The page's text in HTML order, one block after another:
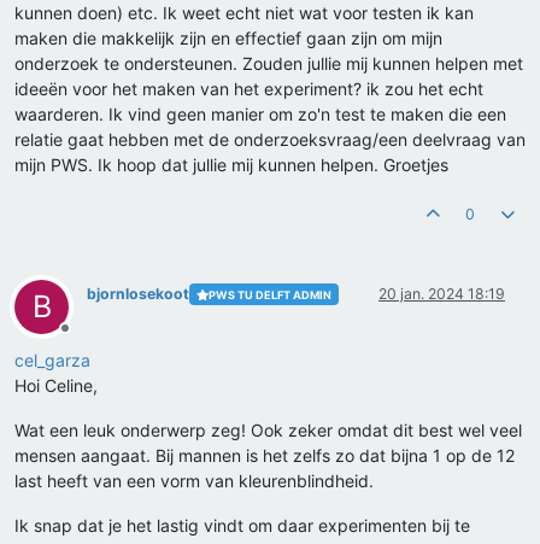
kunnen doen) etc. Ik weet echt niet wat voor testen ik kan
maken die makkelijk zijn en effectief gaan zijn om mijn
onderzoek te ondersteunen. Zouden jullie mij kunnen helpen met
ideeën voor het maken van het experiment? ik zou het echt
waarderen. Ik vind geen manier om zo'n test te maken die een
relatie gaat hebben met de onderzoeksvraag/een deelvraag van
mijn PWS. Ik hoop dat jullie mij kunnen helpen. Groetjes
0
B
Offline
bjornlosekoot PWS TU DELFT ADMIN 20 jan. 2024 18:19
cel_garza
Hoi Celine,
Wat een leuk onderwerp zeg! Ook zeker omdat dit best wel veel
mensen aangaat. Bij mannen is het zelfs zo dat bijna 1 op de 12
last heeft van een vorm van kleurenblindheid.
Ik snap dat je het lastig vindt om daar experimenten bij te